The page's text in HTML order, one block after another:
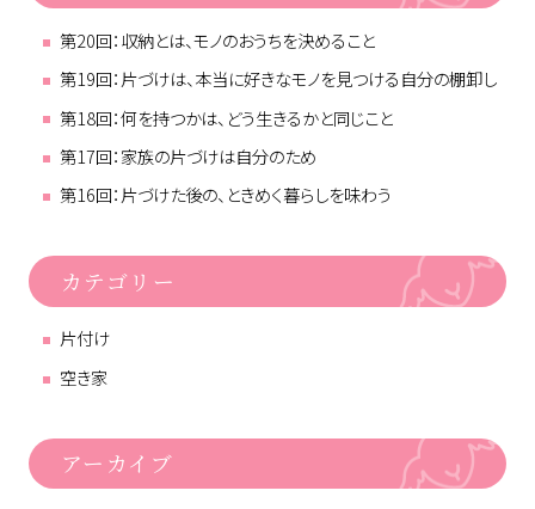
第20回：収納とは、モノのおうちを決めること
第19回：片づけは、本当に好きなモノを見つける自分の棚卸し
第18回：何を持つかは、どう生きるかと同じこと
第17回：家族の片づけは自分のため
第16回：片づけた後の、ときめく暮らしを味わう
カテゴリー
片付け
空き家
アーカイブ